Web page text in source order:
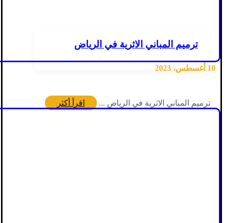
ترميم المباني الاثرية في الرياض
10 أغسطس، 2023
ترميم المباني الاثرية في الرياض ... اقرأ أكثر